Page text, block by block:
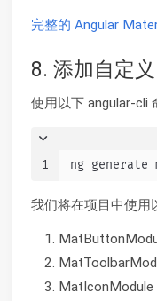
完整的 Angular
8. 添加自定
使用以下 angular-cli
1 ng generate
我们将在项目中使用
MatIconModule